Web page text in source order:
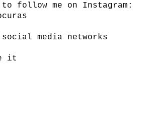
follow me on Instagram:
media networks
it